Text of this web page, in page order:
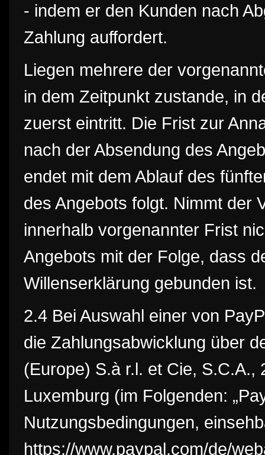
- indem er den Kunden nach
Zahlung auffordert.
Liegen mehrere der
in dem Zeitpunkt zustande, in
zuerst eintritt. Die Frist zur
nach der Absendung des
endet mit dem Ablauf des
des Angebots folgt. Nimmt der
innerhalb vorgenannter Frist
Angebots mit der Folge, dass
Willenserklärung gebunden ist.
2.4 Bei Auswahl einer von
die Zahlungsabwicklung über
(Europe) S.à r.l. et Cie,
Luxemburg (im Folgenden:
Nutzungsbedingungen,
https://www.paypal.com/de/